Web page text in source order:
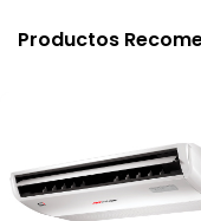
Productos